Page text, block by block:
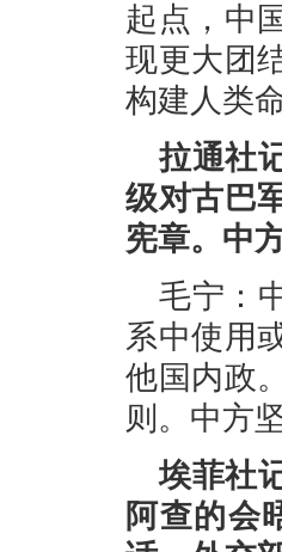
起点，中
现更大团
构建人类
拉通社
级对古巴
宪章。中
毛宁：
系中使用
他国内政
则。中方
埃菲社
阿查的会